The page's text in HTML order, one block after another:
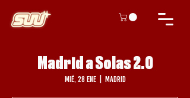
Madrid a Solas 2.0
mié, 28 ene
  |
Madrid